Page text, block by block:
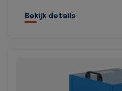
Bekijk details